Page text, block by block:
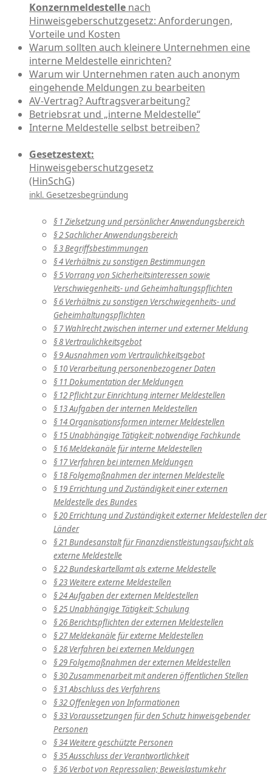
Konzernmeldestelle nach
Hinweisgeberschutzgesetz: Anforderungen,
Vorteile und Kosten
Warum sollten auch kleinere Unternehmen eine
interne Meldestelle einrichten?
Warum wir Unternehmen raten auch anonym
eingehende Meldungen zu bearbeiten
AV-Vertrag? Auftragsverarbeitung?
Betriebsrat und „interne Meldestelle“
Interne Meldestelle selbst betreiben?
Gesetzestext:
Hinweisgeberschutzgesetz
(HinSchG)
inkl. Gesetzesbegründung
§ 1 Zielsetzung und persönlicher Anwendungsbereich
§ 2 Sachlicher Anwendungsbereich
§ 3 Begriffsbestimmungen
§ 4 Verhältnis zu sonstigen Bestimmungen
§ 5 Vorrang von Sicherheitsinteressen sowie
Verschwiegenheits- und Geheimhaltungspflichten
§ 6 Verhältnis zu sonstigen Verschwiegenheits- und
Geheimhaltungspflichten
§ 7 Wahlrecht zwischen interner und externer Meldung
§ 8 Vertraulichkeitsgebot
§ 9 Ausnahmen vom Vertraulichkeitsgebot
§ 10 Verarbeitung personenbezogener Daten
§ 11 Dokumentation der Meldungen
§ 12 Pflicht zur Einrichtung interner Meldestellen
§ 13 Aufgaben der internen Meldestellen
§ 14 Organisationsformen interner Meldestellen
§ 15 Unabhängige Tätigkeit; notwendige Fachkunde
§ 16 Meldekanäle für interne Meldestellen
§ 17 Verfahren bei internen Meldungen
§ 18 Folgemaßnahmen der internen Meldestelle
§ 19 Errichtung und Zuständigkeit einer externen
Meldestelle des Bundes
§ 20 Errichtung und Zuständigkeit externer Meldestellen der
Länder
§ 21 Bundesanstalt für Finanzdienstleistungsaufsicht als
externe Meldestelle
§ 22 Bundeskartellamt als externe Meldestelle
§ 23 Weitere externe Meldestellen
§ 24 Aufgaben der externen Meldestellen
§ 25 Unabhängige Tätigkeit; Schulung
§ 26 Berichtspflichten der externen Meldestellen
§ 27 Meldekanäle für externe Meldestellen
§ 28 Verfahren bei externen Meldungen
§ 29 Folgemaßnahmen der externen Meldestellen
§ 30 Zusammenarbeit mit anderen öffentlichen Stellen
§ 31 Abschluss des Verfahrens
§ 32 Offenlegen von Informationen
§ 33 Voraussetzungen für den Schutz hinweisgebender
Personen
§ 34 Weitere geschützte Personen
§ 35 Ausschluss der Verantwortlichkeit
§ 36 Verbot von Repressalien; Beweislastumkehr